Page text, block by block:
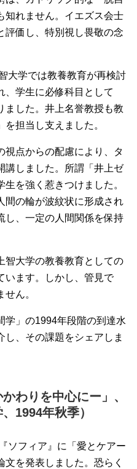
知れません。イエズス会士
評価し、特別視し畏敬の念
大学では教養教育が再検討
、学生に必修科目として
ました。井上名誉教授も教
担当し支えました。
視点からの配慮により、タ
講しました。所謂「井上ゼ
を強く惹きつけました。
間の輪が波紋状に形成され
し、一定の人間関係を保持
智大学の教養教育としての
います。しかし、管見で
ん。
学」の1994年段階の到達水
、その課題をシェアしま
わりを中心にー」、
1994年秋季）
ソフィア』に「愛とケアー
を発表しました。恐らく